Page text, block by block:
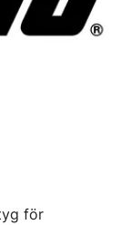
för